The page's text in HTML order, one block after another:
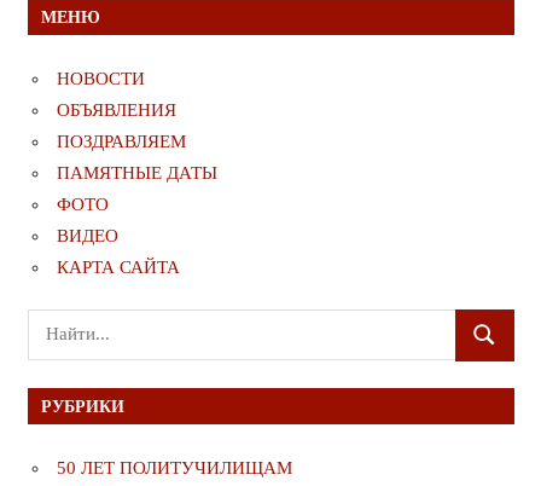
МЕНЮ
НОВОСТИ
ОБЪЯВЛЕНИЯ
ПОЗДРАВЛЯЕМ
ПАМЯТНЫЕ ДАТЫ
ФОТО
ВИДЕО
КАРТА САЙТА
Поиск
для:
ПОИСК
РУБРИКИ
50 ЛЕТ ПОЛИТУЧИЛИЩАМ